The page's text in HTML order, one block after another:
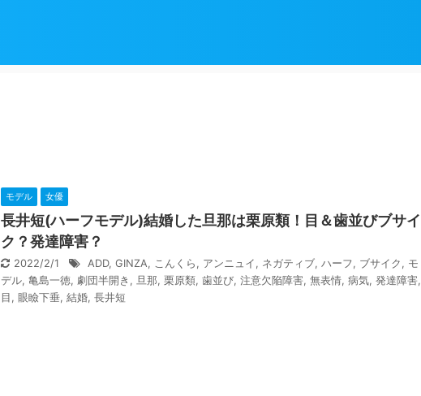
モデル 女優
長井短(ハーフモデル)結婚した旦那は栗原類！目＆歯並びブサイ
ク？発達障害？
2022/2/1 ADD, GINZA, こんくら , アンニュイ , ネガティブ, ハーフ, ブサイク , モ
デル, 亀島一徳, 劇団半開き , 旦那, 栗原類, 歯並び, 注意欠陥障害, 無表情, 病気, 発達障害,
目 , 眼瞼下垂, 結婚, 長井短